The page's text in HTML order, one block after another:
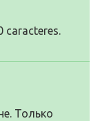
caracteres.
Только